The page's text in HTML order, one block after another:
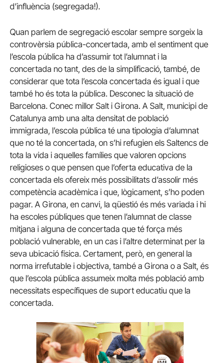
d’influència (segregada!).
Quan parlem de segregació escolar sempre sorgeix la
controvèrsia pública-concertada, amb el sentiment que
l’escola pública ha d’assumir tot l’alumnat i la
concertada no tant, des de la simplificació, també, de
considerar que tota l’escola concertada és igual i que
també ho és tota la pública. Desconec la situació de
Barcelona. Conec millor Salt i Girona. A Salt, municipi de
Catalunya amb una alta densitat de població
immigrada, l’escola pública té una tipologia d’alumnat
que no té la concertada, on s’hi refugien els Saltencs de
tota la vida i aquelles famílies que valoren opcions
religioses o que pensen que l’oferta educativa de la
concertada els ofereix més possibilitats d’assolir més
competència acadèmica i que, lògicament, s’ho poden
pagar. A Girona, en canvi, la qüestió és més variada i hi
ha escoles públiques que tenen l’alumnat de classe
mitjana i alguna de concertada que té força més
població vulnerable, en un cas i l’altre determinat per la
seva ubicació física. Certament, però, en general la
norma irrefutable i objectiva, també a Girona o a Salt, és
que l’escola pública assumeix molta més població amb
necessitats específiques de suport educatiu que la
concertada.